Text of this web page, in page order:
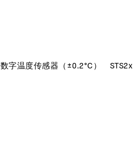
数字温度传感器（±0.2°C） STS2x